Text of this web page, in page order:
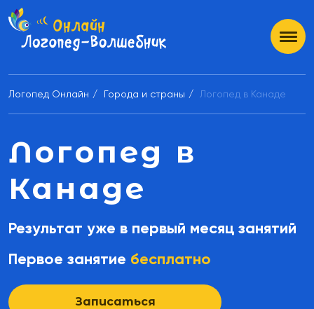
Логопед Онлайн Города и страны Логопед в Канаде
Логопед в
Канаде
Результат уже в первый месяц занятий
Первое занятие бесплатно
Записаться